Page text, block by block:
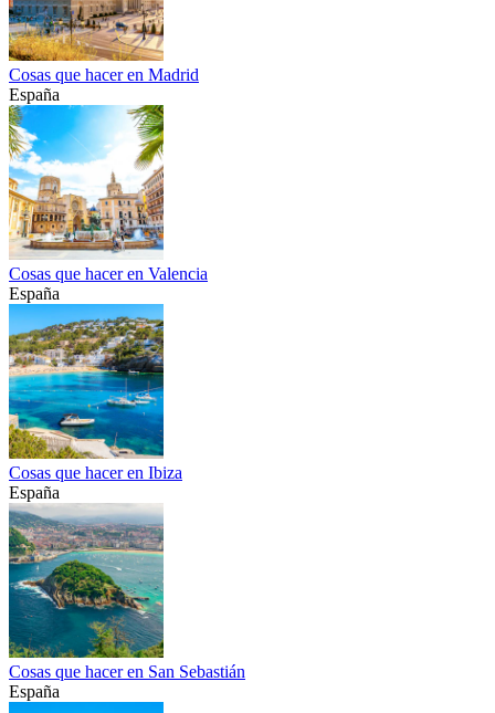
Cosas que hacer en Madrid
España
Cosas que hacer en Valencia
España
Cosas que hacer en Ibiza
España
Cosas que hacer en San Sebastián
España